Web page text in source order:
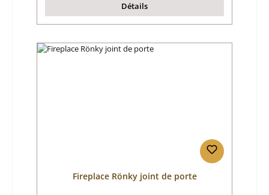
Détails
Fireplace Rönky joint de porte